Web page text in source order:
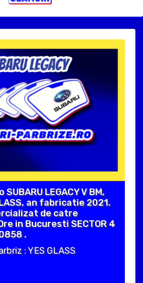
LEGACY V BM,
an fabricatie 2021.
de catre
in Bucuresti SECTOR 4
.
: YES GLASS